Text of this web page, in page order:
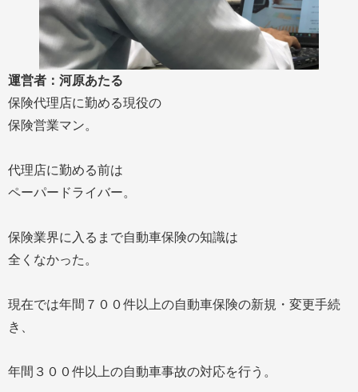
運営者：河原あたる
保険代理店に勤める現役の
保険営業マン。
代理店に勤める前は
ペーパードライバー。
保険業界に入るまで自動車保険の知識は
全くなかった。
現在では年間７００件以上の自動車保険の新規・変更手続
き、
年間３００件以上の自動車事故の対応を行う。